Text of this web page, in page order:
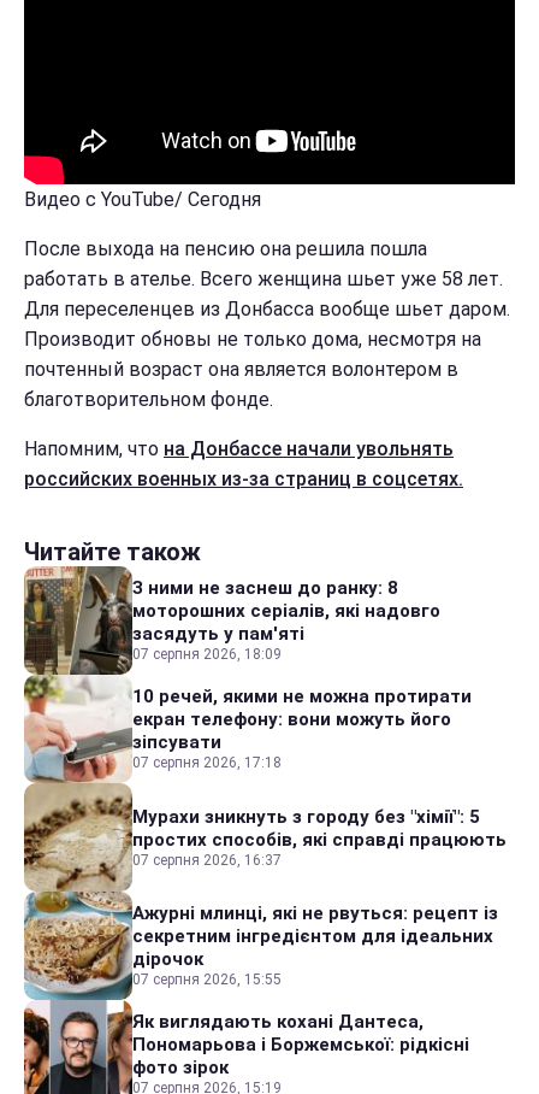
Видео с YouTube/ Сегодня
После выхода на пенсию она решила пошла
работать в ателье. Всего женщина шьет уже 58 лет.
Для переселенцев из Донбасса вообще шьет даром.
Производит обновы не только дома, несмотря на
почтенный возраст она является волонтером в
благотворительном фонде.
Напомним, что на Донбассе начали увольнять
российских военных из-за страниц в соцсетях.
Читайте також
З ними не заснеш до ранку: 8
моторошних серіалів, які надовго
засядуть у пам'яті
07 серпня 2026, 18:09
10 речей, якими не можна протирати
екран телефону: вони можуть його
зіпсувати
07 серпня 2026, 17:18
Мурахи зникнуть з городу без "хімії": 5
простих способів, які справді працюють
07 серпня 2026, 16:37
Ажурні млинці, які не рвуться: рецепт із
секретним інгредієнтом для ідеальних
дірочок
07 серпня 2026, 15:55
Як виглядають кохані Дантеса,
Пономарьова і Боржемської: рідкісні
фото зірок
07 серпня 2026, 15:19